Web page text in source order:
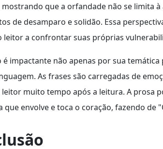
que a orfandade não se limita
de desamparo e solidão. Essa
leitor a confrontar suas próprias
é impactante não apenas por sua
As frases são carregadas de
muito tempo após a leitura. A prosa
que envolve e toca o coração, fazendo